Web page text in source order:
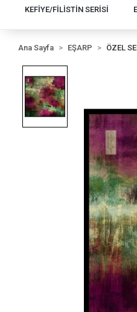
KEFİYE/FİLİSTİN SERİSİ
Ana Sayfa EŞARP ÖZEL